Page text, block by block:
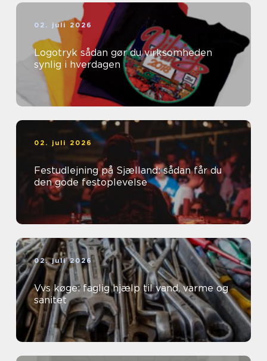
02. juli 2026
Logotryk sådan gør du virksomheden
synlig i hverdagen
02. juli 2026
Festudlejning på Sjælland: sådan får du
den gode festoplevelse
02. juli 2026
Vvs køge: faglig hjælp til vand, varme og
sanitet